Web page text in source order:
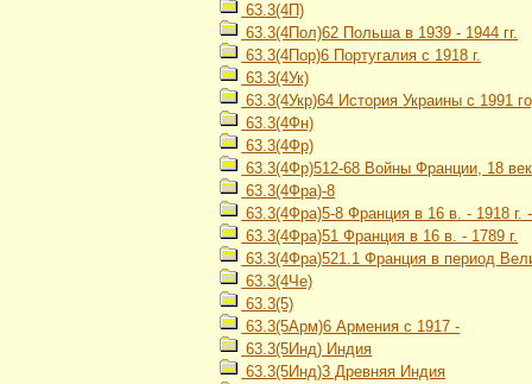
63.3(4П)
63.3(4Пол)62 Польша в 1939 - 1944 гг.
63.3(4Пор)6 Португалия с 1918 г.
63.3(4Ук)
63.3(4Укр)64 История Украины с 1991
63.3(4Фн)
63.3(4Фр)
63.3(4Фр)512-68 Войны Франции, 18 век
63.3(4Фра)-8
63.3(4Фра)5-8 Франция в 16 в. - 1918 г.
63.3(4Фра)51 Франция в 16 в. - 1789 г.
63.3(4Фра)521.1 Франция в период
63.3(4Че)
63.3(5)
63.3(5Арм)6 Армения с 1917 -
63.3(5Инд) Индия
63.3(5Инд)3 Древняя Индия